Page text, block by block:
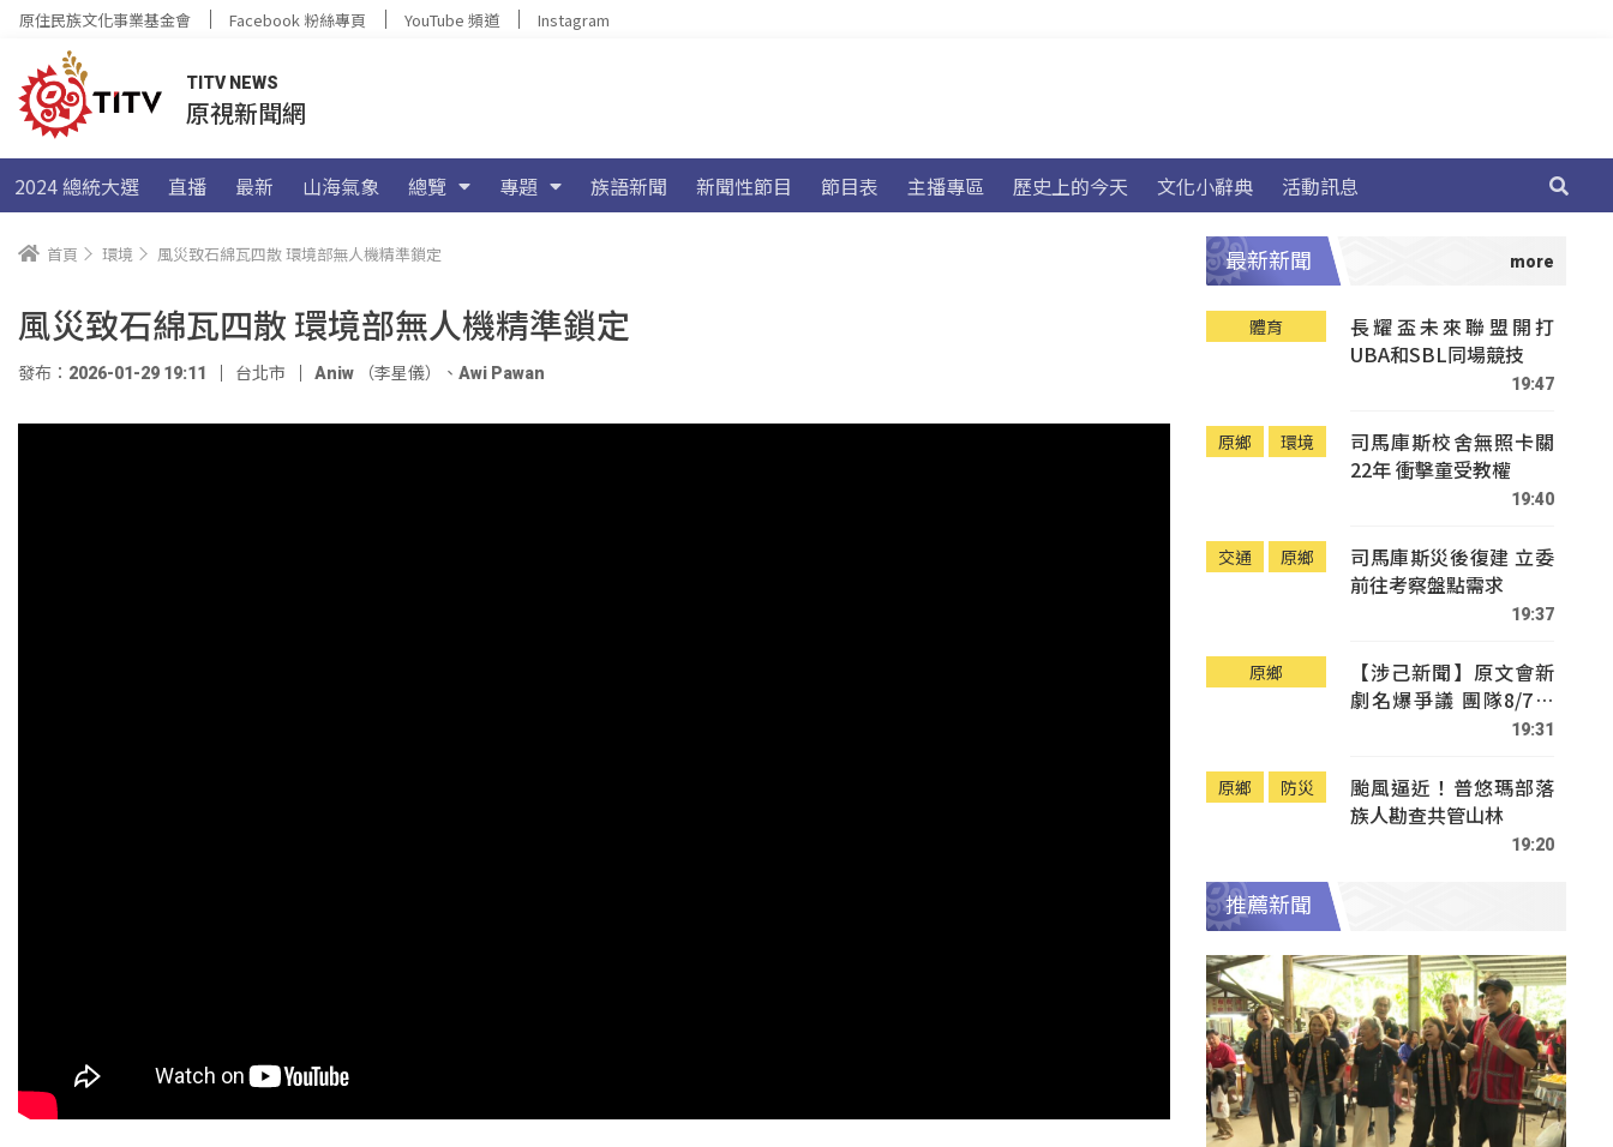
原住民族文化事業基金會 Facebook 粉絲專頁 YouTube 頻道 Instagram
TITV NEWS
原視新聞網
2024 總統大選 直播 最新 山海氣象 總覽 專題 族語新聞 新聞性節目 節目表 主播專區 歷史上的今天 文化小辭典 活動訊息
首頁 環境 風災致石綿瓦四散 環境部無人機精準鎖定
風災致石綿瓦四散 環境部無人機精準鎖定
發布：2026-01-29 19:11 台北市 Aniw （李星儀） 、 Awi Pawan
最新新聞
體育
長耀盃未來聯盟開打
UBA和SBL同場競技
19:47
原鄉 環境
司馬庫斯校舍無照卡關
22年 衝擊童受教權
19:40
交通 原鄉
司馬庫斯災後復建 立委
前往考察盤點需求
19:37
原鄉
【涉己新聞】原文會新
劇名爆爭議 團隊8/7赴
19:31
原鄉 防災
颱風逼近！普悠瑪部落
族人勘查共管山林
19:20
推薦新聞